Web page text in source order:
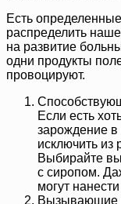
Есть
распределить
на развитие
одни продукты
провоцируют.
Если есть
зарождение в
исключить
Выбирайте
с сиропом.
могут
Вызывающие